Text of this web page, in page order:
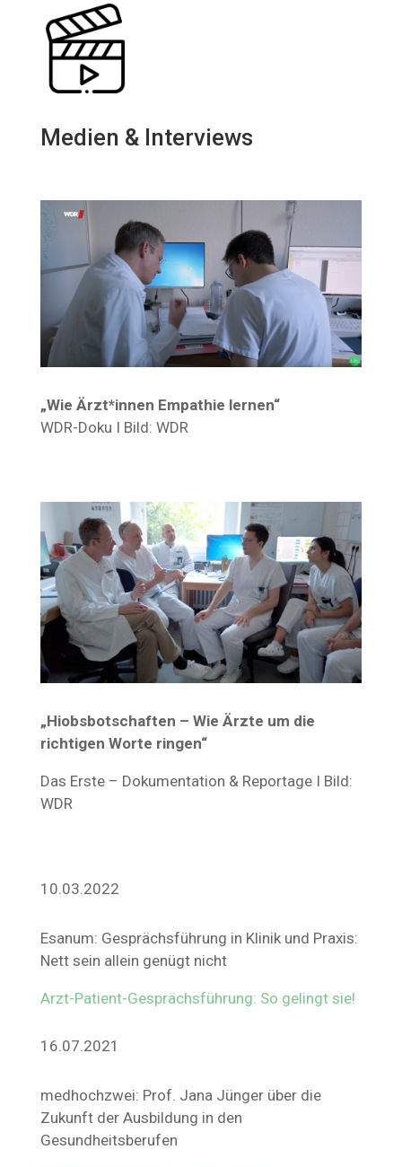
Medien & Interviews
„Wie Ärzt*innen Empathie lernen“
WDR-Doku I Bild: WDR
„Hiobsbotschaften – Wie Ärzte um die
richtigen Worte ringen“
Das Erste – Dokumentation & Reportage I Bild:
WDR
10.03.2022
Esanum: Gesprächsführung in Klinik und Praxis:
Nett sein allein genügt nicht
Arzt-Patient-Gesprächsführung: So gelingt sie!
16.07.2021
medhochzwei: Prof. Jana Jünger über die
Zukunft der Ausbildung in den
Gesundheitsberufen